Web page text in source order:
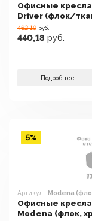
Офисные кресла
Driver (флок/
462.19 руб.
440,18 руб.
Подробнее
Артикул: Modena
Офисные кресла
Modena (флок,
5%